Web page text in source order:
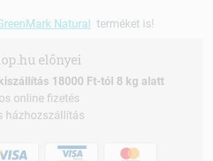
Natural terméket is!
előnyei
18000 Ft-tól 8 kg alatt
online fizetés
házhozszállítás